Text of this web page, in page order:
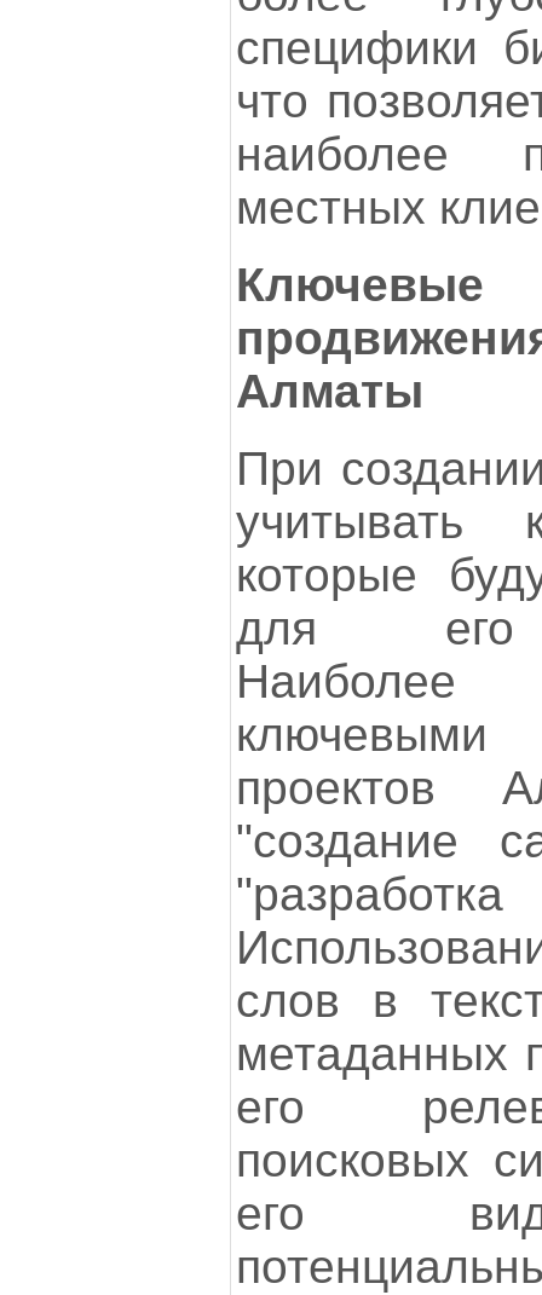
специфики
что
наиболее
местных
Алматы
При
учитывать
которые
для его
Наиболее
проектов
"создание
слов в
метаданных
его
поисковых
его